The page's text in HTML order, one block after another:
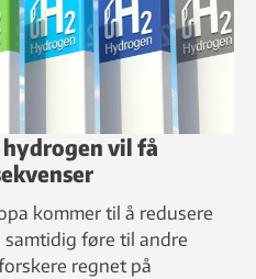
vil få
kommer til å redusere
samtidig føre til andre
regnet på